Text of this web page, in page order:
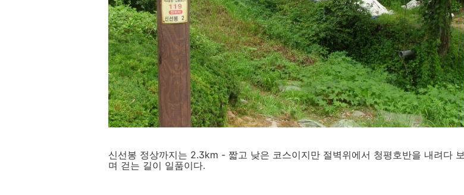
신선봉 정상까지는 2.3km - 짧고 낮은 코스이지만 절벽위에서 청평호반을 내려다 보
며 걷는 길이 일품이다.